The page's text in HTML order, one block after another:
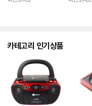
카테고리 인기상품